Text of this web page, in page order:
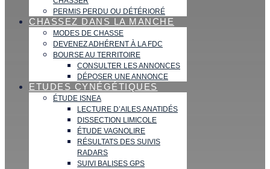
PERMIS PERDU OU DÉTÉRIORÉ
CHASSEZ DANS LA MANCHE
MODES DE CHASSE
DEVENEZ ADHÉRENT À LA FDC
BOURSE AU TERRITOIRE
CONSULTER LES ANNONCES
DÉPOSER UNE ANNONCE
ETUDES CYNÉGÉTIQUES
ÉTUDE ISNEA
LECTURE D’AILES ANATIDÉS
DISSECTION LIMICOLE
ÉTUDE VAGNOLIRE
RÉSULTATS DES SUIVIS
RADARS
SUIVI BALISES GPS